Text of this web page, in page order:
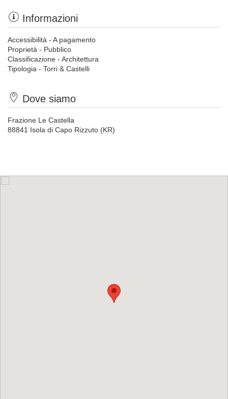
Informazioni
Accessibilità - A pagamento
Proprietà - Pubblico
Classificazione - Architettura
Tipologia - Torri & Castelli
Dove siamo
Frazione Le Castella
88841 Isola di Capo Rizzuto (KR)